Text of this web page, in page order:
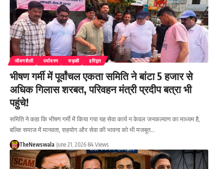
जीवनशैली पर्यावरण रुड़की हरिद्वार
भीषण गर्मी में पूर्वांचल एकता समिति ने बांटा 5 हजार से
अधिक गिलास शरबत, परिवहन मंत्री प्रदीप बत्रा भी
पहुंचे!
समिति ने कहा कि भीषण गर्मी में किया गया यह सेवा कार्य न केवल जनकल्याण का माध्यम है,
बल्कि समाज में मानवता, सहयोग और सेवा की भावना को भी मजबूत…
TheNewswala June 21, 2026 84 Views